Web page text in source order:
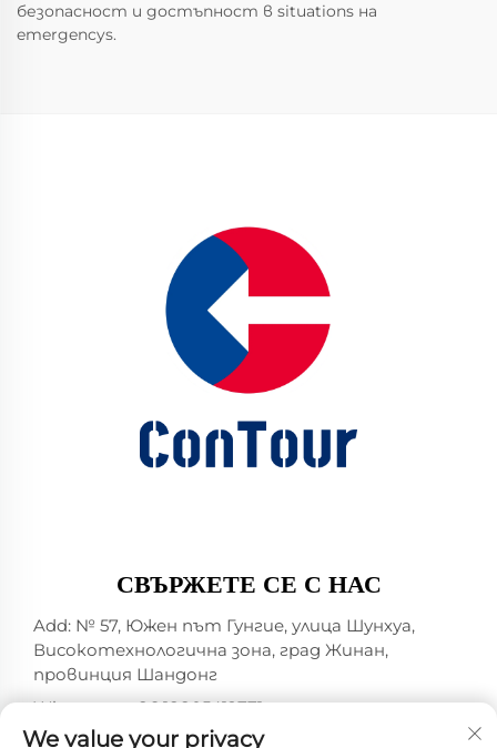
безопасност и достъпност в situations на
emergencys.
СВЪРЖЕТЕ СЕ С НАС
Add: № 57, Южен път Гунгие, улица Шунхуа,
Високотехнологична зона, град Жинан,
провинция Шандонг
Whatsapp:+86 18805412771
+1（314）5989651
We value your privacy